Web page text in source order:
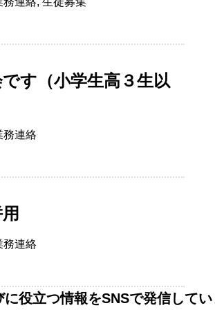
す（小学生高３生以
務連絡
務連絡
に役立つ情報をSNSで発信して